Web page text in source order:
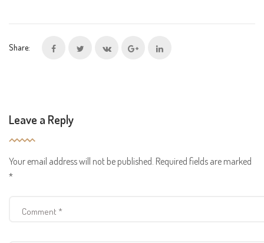
Share:
Leave a Reply
Your email address will not be published. Required fields are marked
*